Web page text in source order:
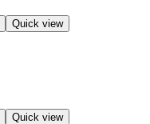
Quick view
Quick view